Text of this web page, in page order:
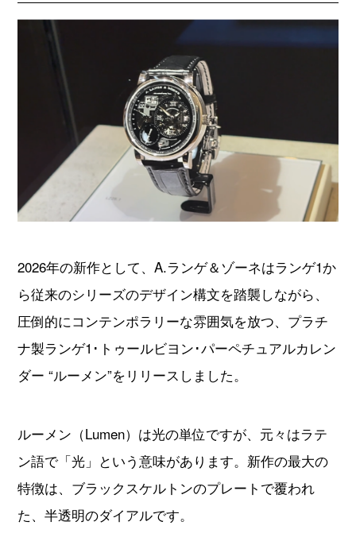
2026年の新作として、A.ランゲ＆ゾーネはランゲ1か
ら従来のシリーズのデザイン構文を踏襲しながら、
圧倒的にコンテンポラリーな雰囲気を放つ、プラチ
ナ製ランゲ1･トゥールビヨン･パーペチュアルカレン
ダー “ルーメン”をリリースしました。
ルーメン（Lumen）は光の単位ですが、元々はラテ
ン語で「光」という意味があります。新作の最大の
特徴は、ブラックスケルトンのプレートで覆われ
た、半透明のダイアルです。